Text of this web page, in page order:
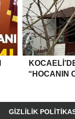
“HOCANIN
GIZLILIK